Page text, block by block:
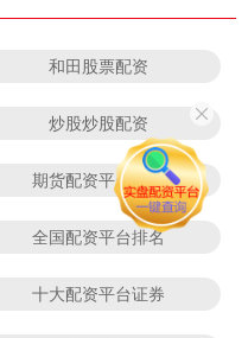
和田股票配资
炒股炒股配资
期货配资平台门户
全国配资平台排名
十大配资平台证券